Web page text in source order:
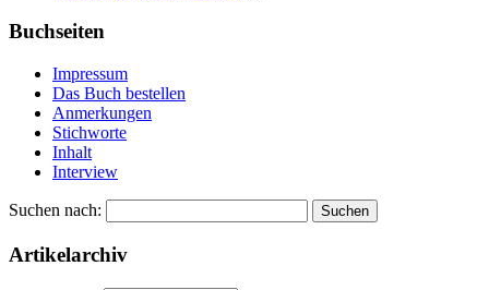
Buchseiten
Impressum
Das Buch bestellen
Anmerkungen
Stichworte
Inhalt
Interview
Suchen nach:
Artikelarchiv